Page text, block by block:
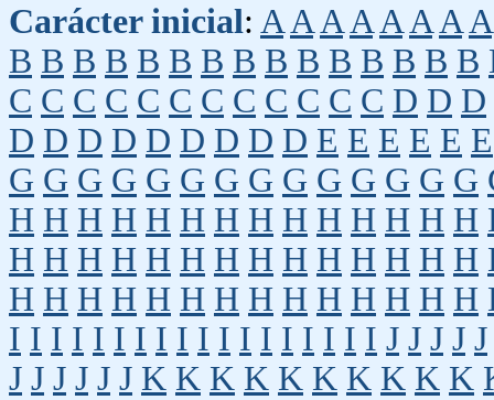
Carácter inicial: A A A A A A A A
B B B B B B B B B B B B B B B
C C C C C C C C C C C C D D D
D D D D D D D D D E E E E E E
G G G G G G G G G G G G G G
H H H H H H H H H H H H H H
H H H H H H H H H H H H H H
H H H H H H H H H H H H H H
I I I I I I I I I I I I I I I I I I J J J J J
J J J J J J K K K K K K K K K K